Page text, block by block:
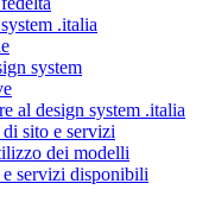
.italia
system
al design system .italia
sito e servizi
dei modelli
servizi disponibili